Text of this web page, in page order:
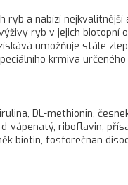
a nabízí
ryb v jejich
umožňuje stále
krmiva
DL-methionin,
riboflavin,
biotin, fosforečnan